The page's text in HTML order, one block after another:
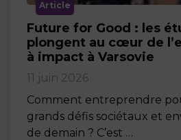
Article
Future for Good : les
plongent au cœur de
à impact à Varsovie
11 juin 2026
Comment entreprendre
grands défis sociétaux et
de demain ? C’est …